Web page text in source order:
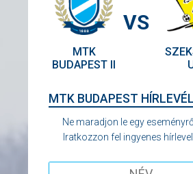
MTK
BUDAPEST II
VS
MTK BUDAPEST HÍRLEVÉL
Ne maradjon le egy
Iratkozzon fel ingyenes